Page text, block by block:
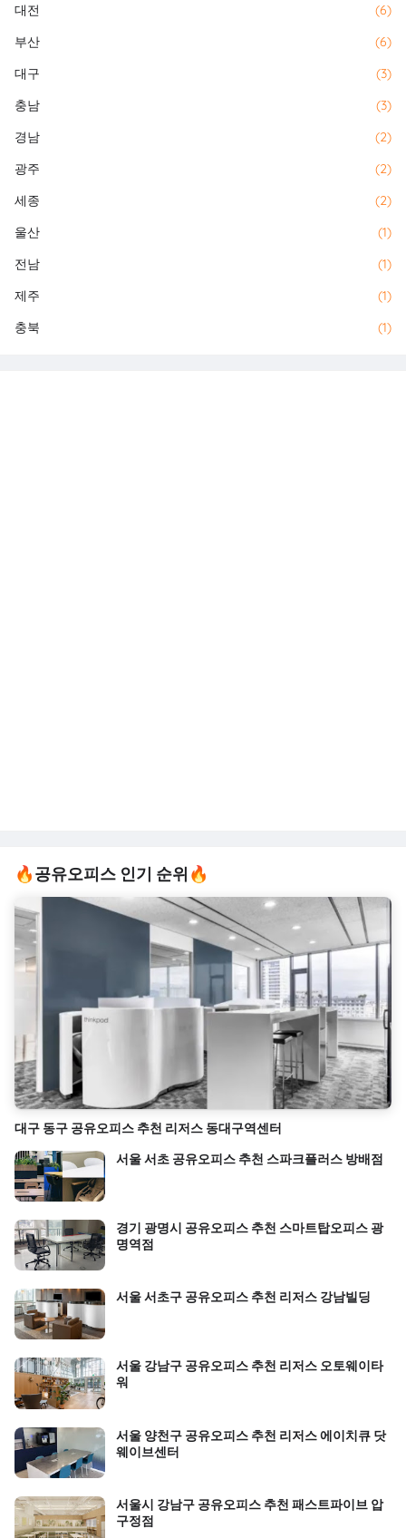
대전
(6)
부산
(6)
대구
(3)
충남
(3)
경남
(2)
광주
(2)
세종
(2)
울산
(1)
전남
(1)
제주
(1)
충북
(1)
🔥공유오피스 인기 순위🔥
대구 동구 공유오피스 추천 리저스 동대구역센터
서울 서초 공유오피스 추천 스파크플러스 방배점
경기 광명시 공유오피스 추천 스마트탑오피스 광
명역점
서울 서초구 공유오피스 추천 리저스 강남빌딩
서울 강남구 공유오피스 추천 리저스 오토웨이타
워
서울 양천구 공유오피스 추천 리저스 에이치큐 닷
웨이브센터
서울시 강남구 공유오피스 추천 패스트파이브 압
구정점